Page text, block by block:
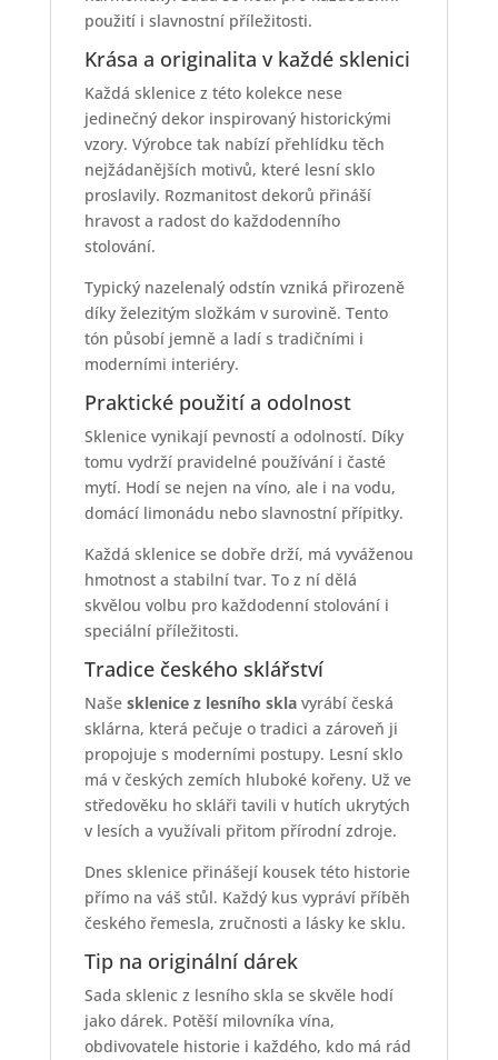
použití i slavnostní příležitosti.
Krása a originalita v každé sklenici
Každá sklenice z této kolekce nese
jedinečný dekor inspirovaný historickými
vzory. Výrobce tak nabízí přehlídku těch
nejžádanějších motivů, které lesní sklo
proslavily. Rozmanitost dekorů přináší
hravost a radost do každodenního
stolování.
Typický nazelenalý odstín vzniká přirozeně
díky železitým složkám v surovině. Tento
tón působí jemně a ladí s tradičními i
moderními interiéry.
Praktické použití a odolnost
Sklenice vynikají pevností a odolností. Díky
tomu vydrží pravidelné používání i časté
mytí. Hodí se nejen na víno, ale i na vodu,
domácí limonádu nebo slavnostní přípitky.
Každá sklenice se dobře drží, má vyváženou
hmotnost a stabilní tvar. To z ní dělá
skvělou volbu pro každodenní stolování i
speciální příležitosti.
Tradice českého sklářství
Naše sklenice z lesního sklavyrábí česká
sklárna, která pečuje o tradici a zároveň ji
propojuje s moderními postupy. Lesní sklo
má v českých zemích hluboké kořeny. Už ve
středověku ho skláři tavili v hutích ukrytých
v lesích a využívali přitom přírodní zdroje.
Dnes sklenice přinášejí kousek této historie
přímo na váš stůl. Každý kus vypráví příběh
českého řemesla, zručnosti a lásky ke sklu.
Tip na originální dárek
Sada sklenic z lesního skla se skvěle hodí
jako dárek. Potěší milovníka vína,
obdivovatele historie i každého, kdo má rád